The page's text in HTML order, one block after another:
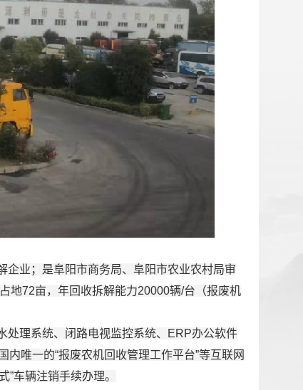
业；是阜阳市商务局、阜阳市农业农村局审
地72亩，年回收拆解能力20000辆/台（报废机
理系统、闭路电视监控系统、
ERP办公软件
内唯一的“报废农机回收管理工作平台”等互联网
车辆注销手续办理。